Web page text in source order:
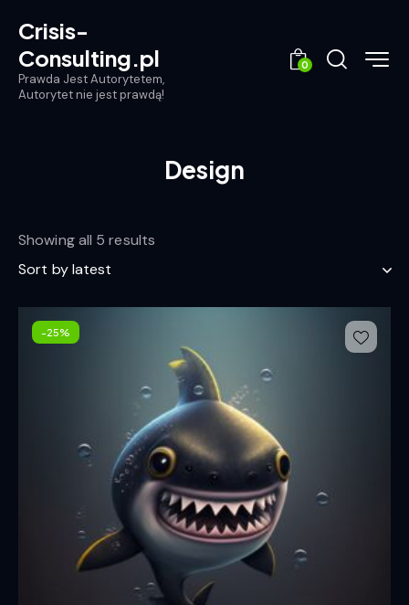
Crisis-
Consulting.pl
Prawda Jest Autorytetem,
Autorytet nie jest prawdą!
0
Design
Showing all 5 results
-25%